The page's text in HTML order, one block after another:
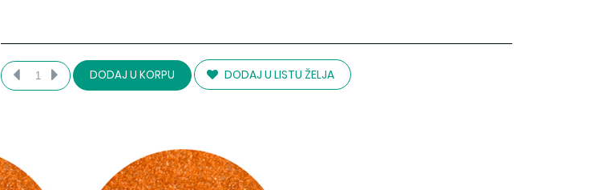
DODAJ U KORPU DODAJ U LISTU ŽELJA